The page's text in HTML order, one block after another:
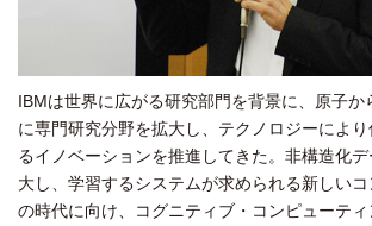
IBMは世界に広がる研究部門を背景に、原子か
に専門研究分野を拡大し、テクノロジーによ
るイノベーションを推進してきた。非構造化
大し、学習するシステムが求められる新しい
の時代に向け、コグニティブ・コンピューテ